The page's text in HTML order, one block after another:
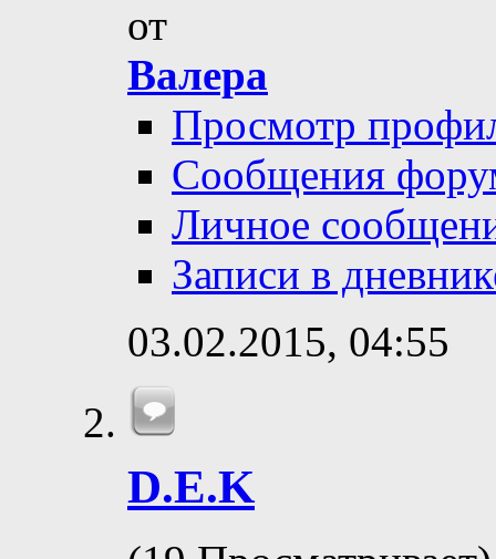
от
Валера
Просмотр
Сообщения
Личное
Записи в
03.02.2015, 04:55
D.E.K